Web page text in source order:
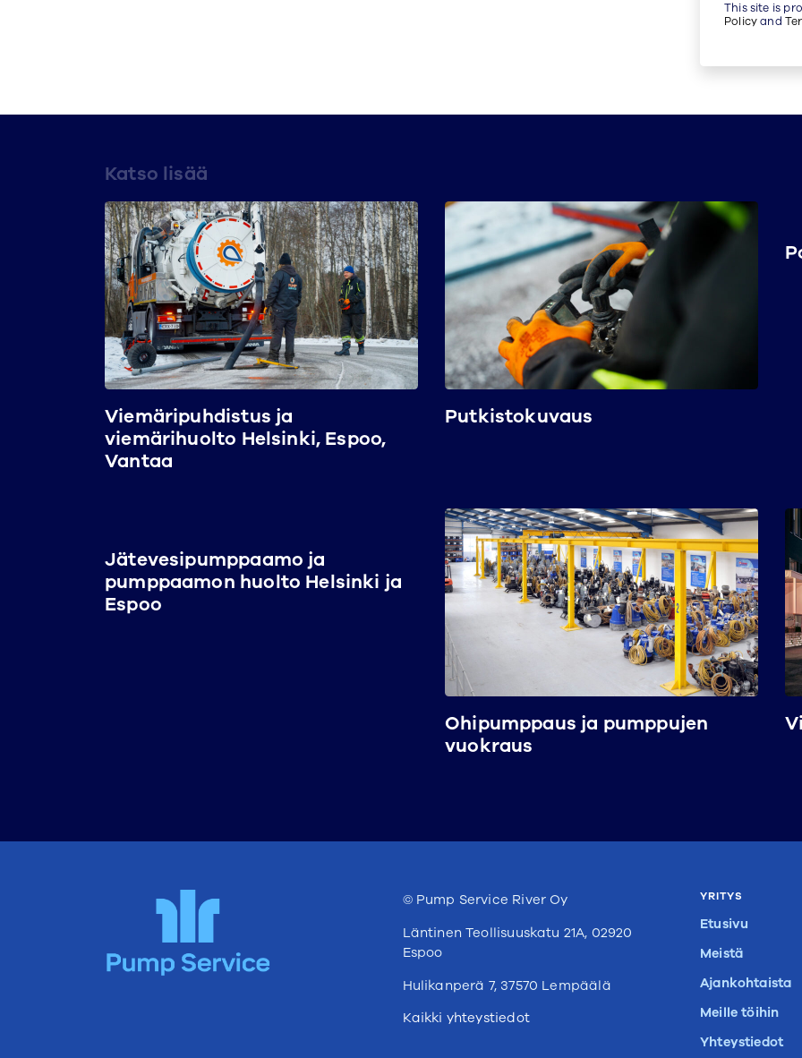
This site is
Policyand
Katso lisää
Viemäripuhdistus ja
viemärihuolto Helsinki, Espoo,
Vantaa
Putkistokuvaus
Jätevesipumppaamo ja
pumppaamon huolto Helsinki ja
Espoo
Ohipumppaus ja pumppujen
vuokraus
© Pump Service River Oy
Läntinen Teollisuuskatu 21A, 02920
Espoo
Hulikanperä 7, 37570 Lempäälä
Kaikki yhteystiedot
YRITYS
Etusivu
Meistä
Ajankohtaista
Meille töihin
Yhteystiedot